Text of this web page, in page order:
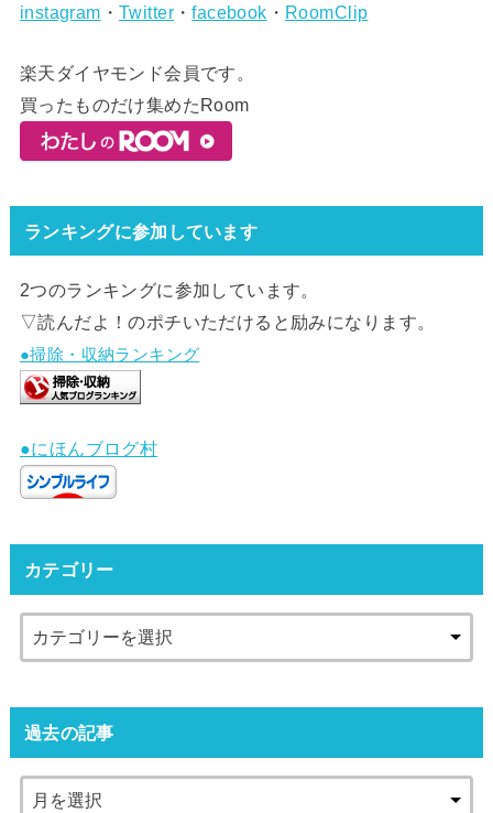
instagram ・Twitter・facebook ・ RoomClip
楽天ダイヤモンド会員です。
買ったものだけ集めたRoom
ランキングに参加しています
2つのランキングに参加しています。
▽読んだよ！のポチいただけると励みになります。
●掃除・収納ランキング
●にほんブログ村
カテゴリー
過去の記事